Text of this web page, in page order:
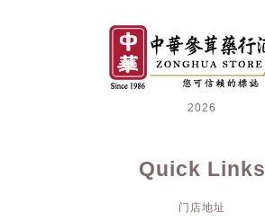
2026
Quick Links
门店地址